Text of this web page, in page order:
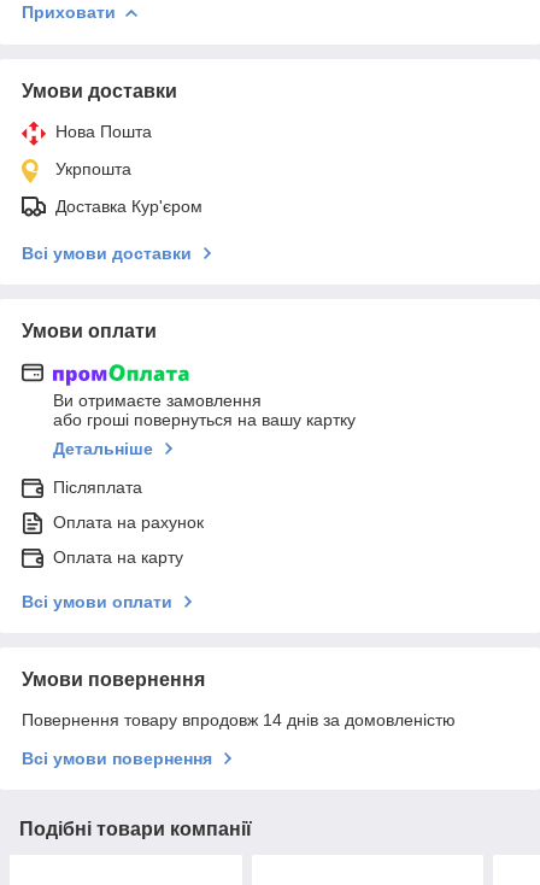
Приховати
Умови доставки
Нова Пошта
Укрпошта
Доставка Кур'єром
Всі умови доставки
Умови оплати
Ви отримаєте замовлення
або гроші повернуться на вашу картку
Детальніше
Післяплата
Оплата на рахунок
Оплата на карту
Всі умови оплати
Умови повернення
Повернення товару впродовж 14 днів за домовленістю
Всі умови повернення
Подібні товари компанії